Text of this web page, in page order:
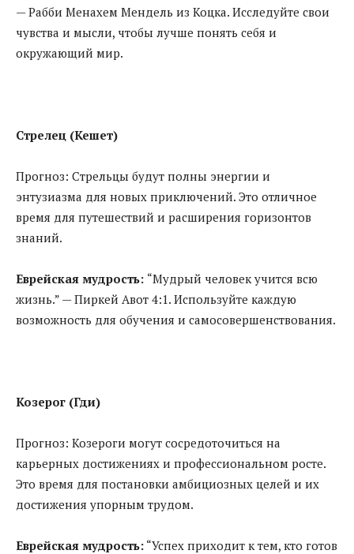
— Рабби Менахем Мендель из Коцка. Исследуйте свои
чувства и мысли, чтобы лучше понять себя и
окружающий мир.
Стрелец (Кешет)
Прогноз: Стрельцы будут полны энергии и
энтузиазма для новых приключений. Это отличное
время для путешествий и расширения горизонтов
знаний.
Еврейская мудрость: “Мудрый человек учится всю
жизнь.” — Пиркей Авот 4:1. Используйте каждую
возможность для обучения и самосовершенствования.
Козерог (Гди)
Прогноз: Козероги могут сосредоточиться на
карьерных достижениях и профессиональном росте.
Это время для постановки амбициозных целей и их
достижения упорным трудом.
Еврейская мудрость: “Успех приходит к тем, кто готов